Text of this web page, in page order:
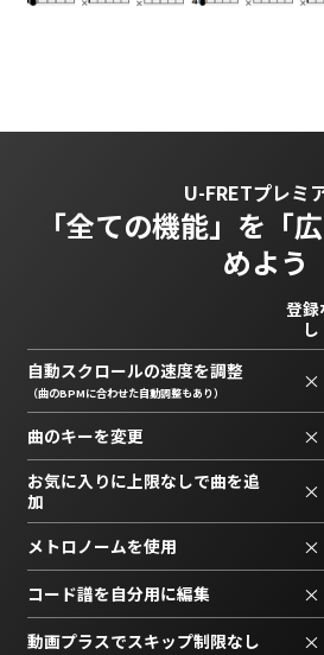
U-FRETプレミ
「全ての機能」を 「
めよう
登録
し
自動スクロールの速度を調整
（曲のBPMに合わせた自動調整もあり） ×
曲のキーを変更 ×
お気に入りに上限なしで曲を追
加
×
メトロノームを使用 ×
コード譜を自分用に編集 ×
動画プラスでスキップ制限なし ×